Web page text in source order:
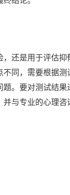
，还是用于评估抑
同，需要根据测
题。要对测试结果
并与专业的心理咨